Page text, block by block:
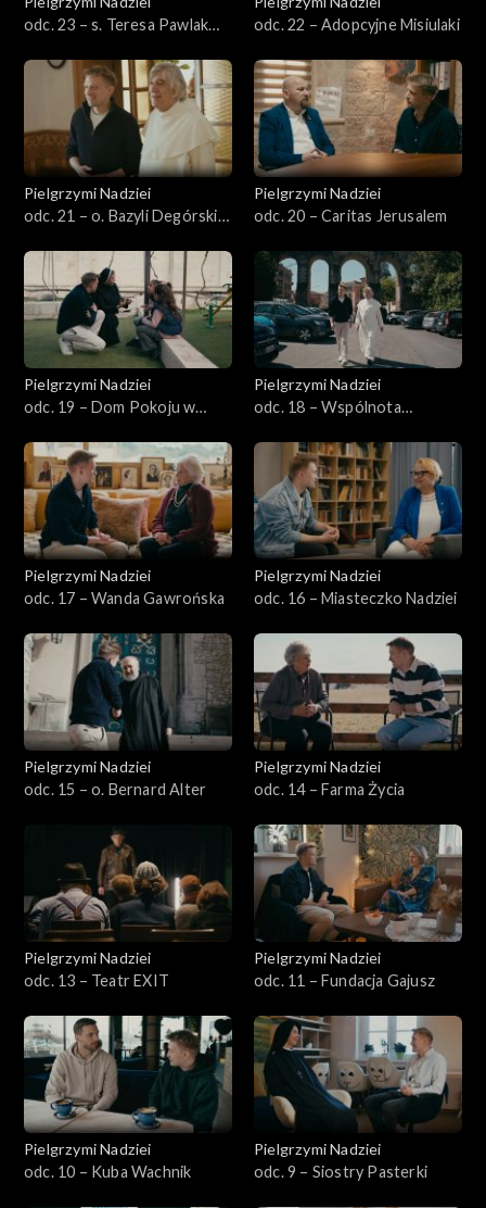
odc. 23 – s. Teresa Pawlak
odc. 22 – Adopcyjne Misiulaki
Pielgrzymi Nadziei
odc. 21 – o. Bazyli Degórski
Pielgrzymi Nadziei
odc. 20 – Caritas Jerusalem
Pielgrzymi Nadziei
odc. 19 – Dom Pokoju w
Pielgrzymi Nadziei
odc. 18 – Wspólnota
Pielgrzymi Nadziei
odc. 17 – Wanda Gawrońska
Pielgrzymi Nadziei
odc. 16 – Miasteczko Nadziei
Pielgrzymi Nadziei
odc. 15 – o. Bernard Alter
Pielgrzymi Nadziei
odc. 14 – Farma Życia
Pielgrzymi Nadziei
odc. 13 – Teatr EXIT
Pielgrzymi Nadziei
odc. 11 – Fundacja Gajusz
Pielgrzymi Nadziei
odc. 10 – Kuba Wachnik
Pielgrzymi Nadziei
odc. 9 – Siostry Pasterki